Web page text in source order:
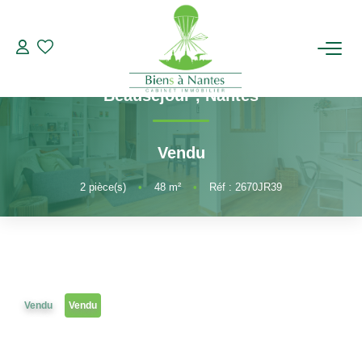
ACHETER
LOUER
ESTIMER
Référence 2670JR39
Appartement Nantes Type 2 bis
Beauséjour,Nantes
Vendu
2 pièce(s) • 48 m² • Réf : 2670JR39
Vendu Vendu